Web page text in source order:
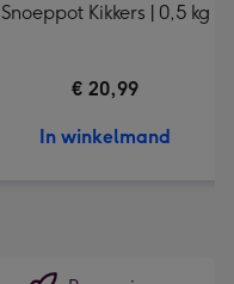
Snoeppot Kikkers | 0,5 kg
€ 20,99
In winkelmand